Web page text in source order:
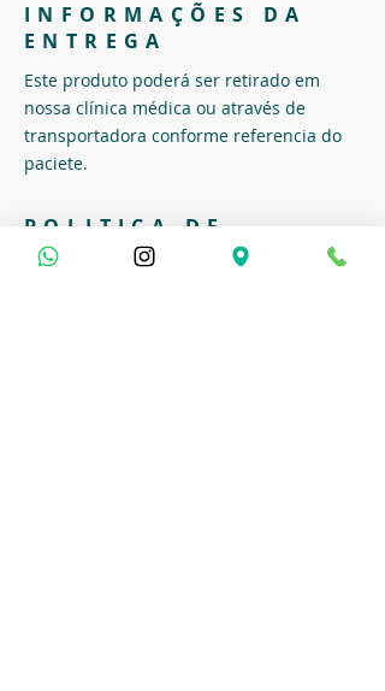
INFORMAÇÕES DA
ENTREGA
Este produto poderá ser retirado em
nossa clínica médica ou através de
transportadora conforme referencia do
paciete.
POLITICA DE
RETORNO